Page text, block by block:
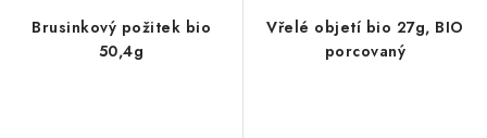
Brusinkový požitek bio
50,4g
Vřelé objetí bio 27g, BIO
porcovaný